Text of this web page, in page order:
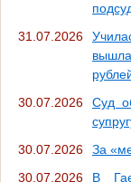
31.07.2026
30.07.2026
Суд
30.07.2026
За
30.07.2026
В